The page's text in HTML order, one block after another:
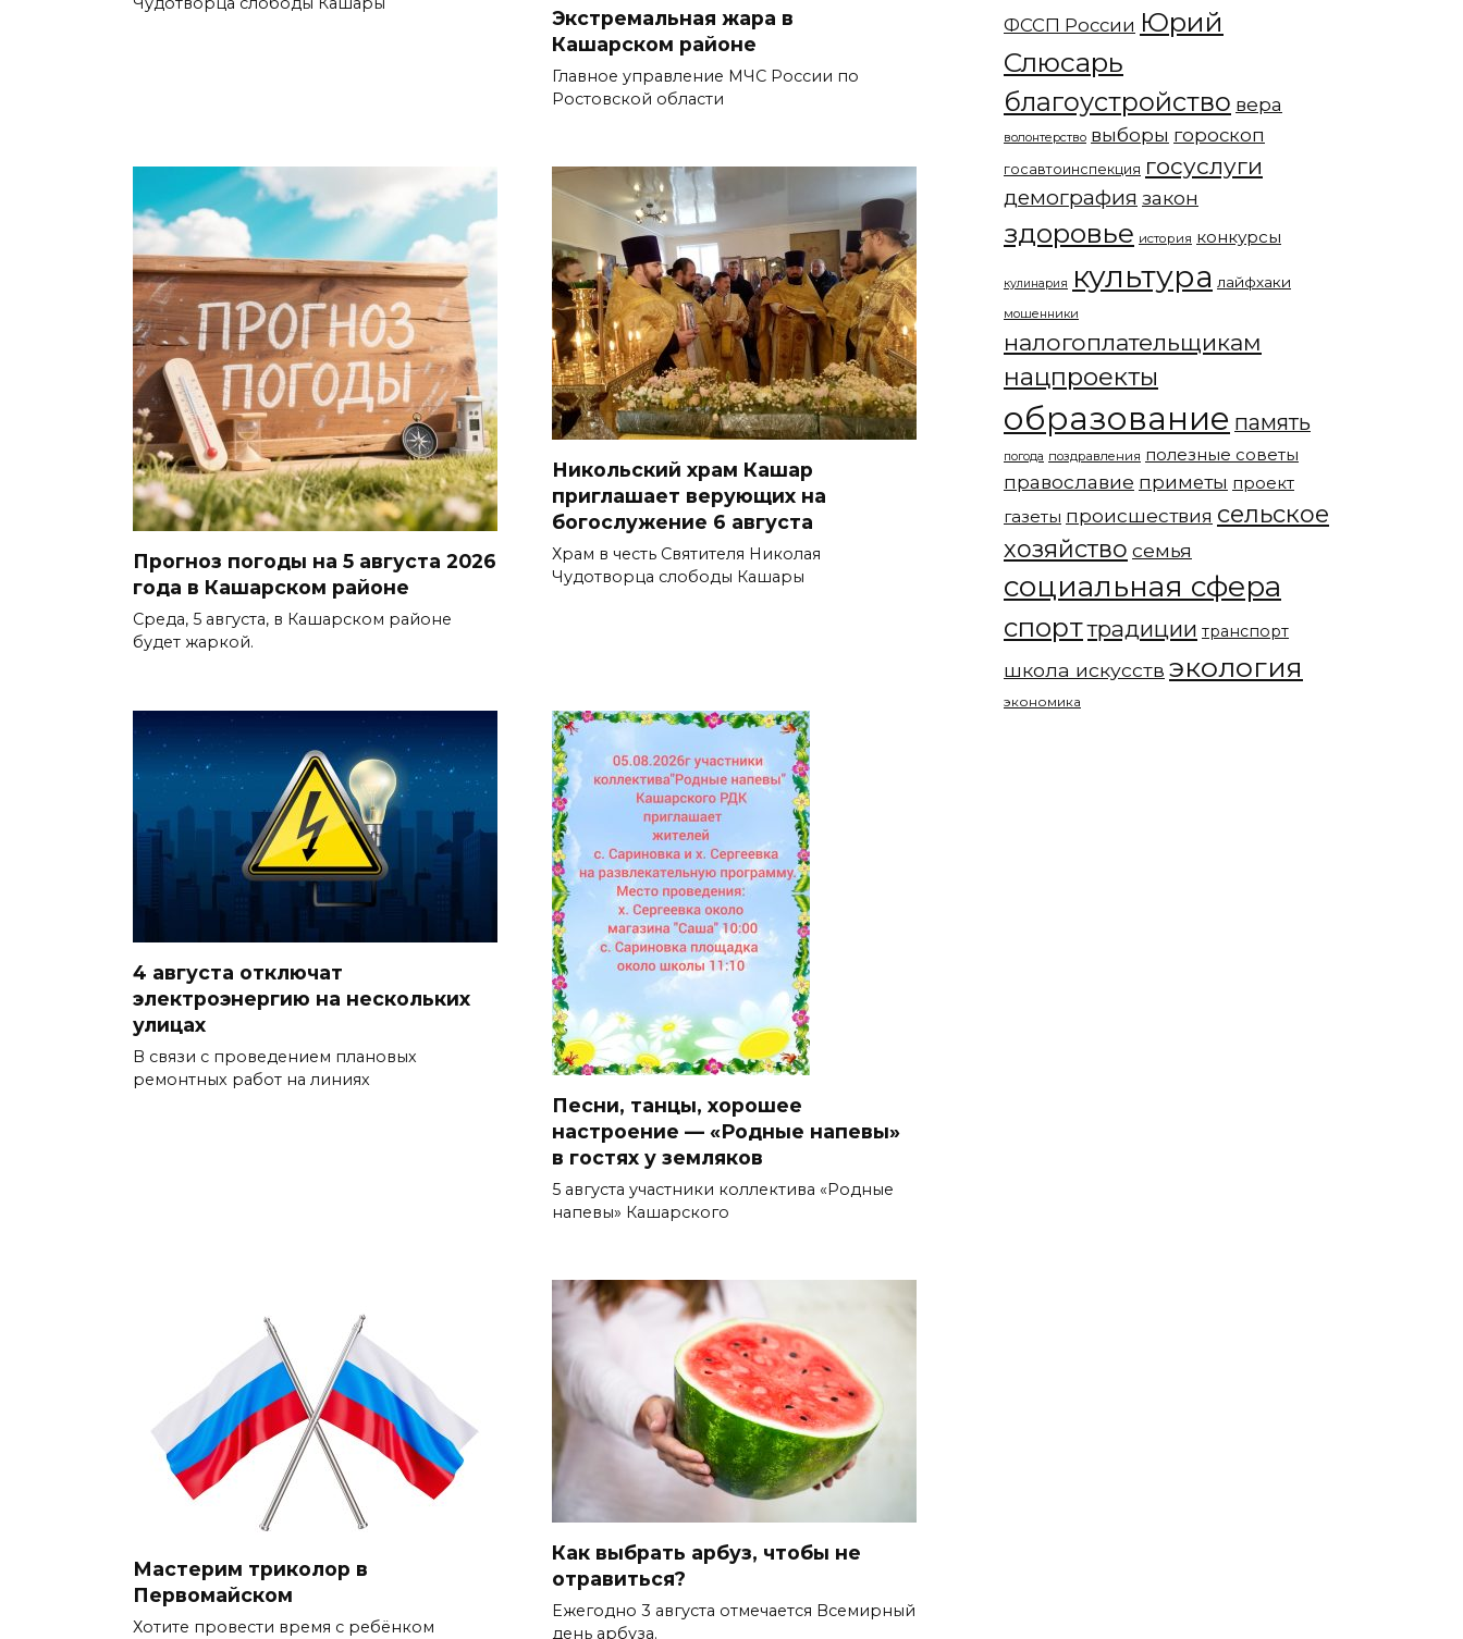
Экстремальная жара в
Кашарском районе
Главное управление МЧС России по
Ростовской области
Прогноз погоды на 5 августа 2026
года в Кашарском районе
Среда, 5 августа, в Кашарском районе
будет жаркой.
Никольский храм Кашар
приглашает верующих на
богослужение 6 августа
Храм в честь Святителя Николая
Чудотворца слободы Кашары
4 августа отключат
электроэнергию на нескольких
улицах
В связи с проведением плановых
ремонтных работ на линиях
Песни, танцы, хорошее
настроение — «Родные напевы»
в гостях у земляков
5 августа участники коллектива «Родные
напевы» Кашарского
Мастерим триколор в
Первомайском
Хотите провести время с ребёнком
Как выбрать арбуз, чтобы не
отравиться?
Ежегодно 3 августа отмечается Всемирный
день арбуза.
ФССП России Юрий
Слюсарь
благоустройство вера
волонтерство выборы гороскоп
госавтоинспекция госуслуги
демография закон
здоровье история конкурсы
кулинария культура лайфхаки
мошенники
налогоплательщикам
нацпроекты
образование память
погода поздравления полезные советы
православие приметы проект
газеты происшествия сельское
хозяйство семья
социальная сфера
спорттрадиции транспорт
школа искусств экология
экономика